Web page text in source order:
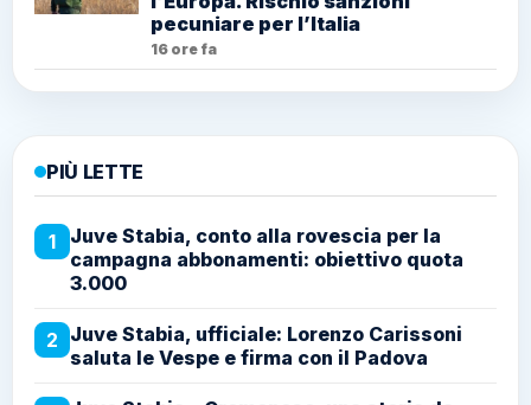
pecuniare per l’Italia
16 ore fa
PIÙ LETTE
1
Juve Stabia, conto alla rovescia per la
campagna abbonamenti: obiettivo quota
3.000
2 Juve Stabia, ufficiale: Lorenzo Carissoni
saluta le Vespe e firma con il Padova